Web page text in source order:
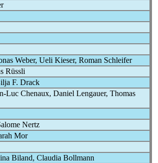
Weber, Ueli Kieser, Roman Schleifer
Rüssli
F. Drack
Luc Chenaux, Daniel Lengauer, Thomas
Nertz
Mor
Biland, Claudia Bollmann